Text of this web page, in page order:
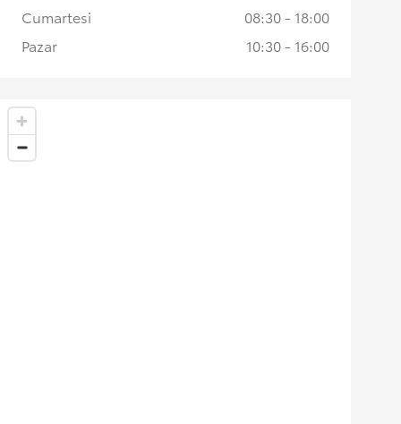
Cumartesi
08:30 - 18:00
Pazar
10:30 - 16:00